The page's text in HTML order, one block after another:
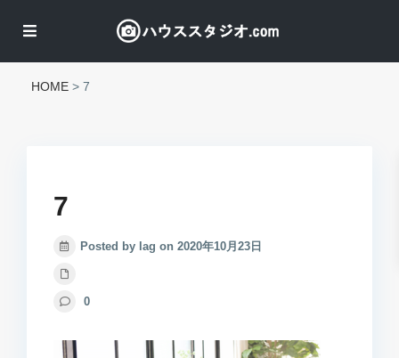
HOME > 7
7
Posted by lag on 2020年10月23日
0